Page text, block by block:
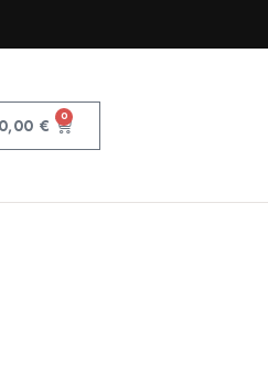
0,00 € 0